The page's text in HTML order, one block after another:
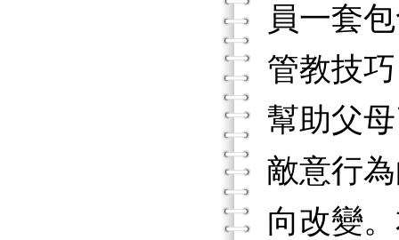
員一套
管教技
幫助父
敵意行
向改變